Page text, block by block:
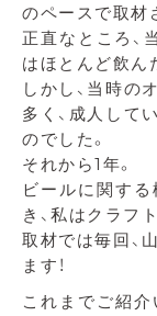
のペースで取材
正直なところ、
はほとんど飲ん
しかし、当時の
多く、成人して
のでした。
それから1年。
ビールに関す
き、私はクラフ
取材では毎回、
ます！
これまでご紹